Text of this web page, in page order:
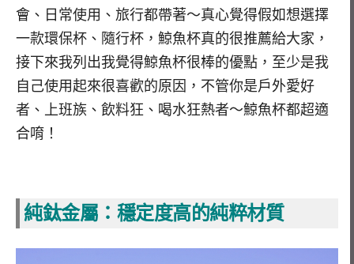
會、日常使用、旅行都帶著～真心覺得假如想選擇
一款環保杯、隨行杯，鯨魚杯真的很推薦給大家，
接下來我列出我覺得鯨魚杯很棒的優點，至少是我
自己使用起來很喜歡的原因，不管你是戶外愛好
者、上班族、飲料狂、喝水狂熱者～鯨魚杯都超適
合唷！
純鈦金屬：穩定度高的純粹材質